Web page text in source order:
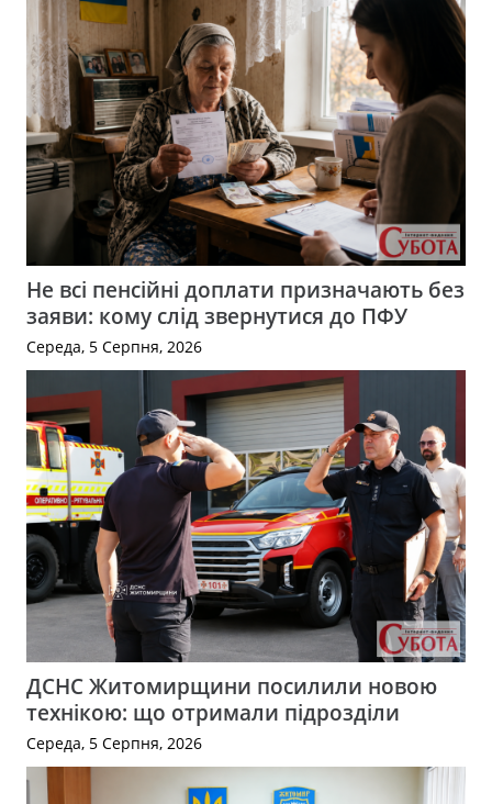
Не всі пенсійні доплати призначають без
заяви: кому слід звернутися до ПФУ
Середа, 5 Серпня, 2026
ДСНС Житомирщини посилили новою
технікою: що отримали підрозділи
Середа, 5 Серпня, 2026